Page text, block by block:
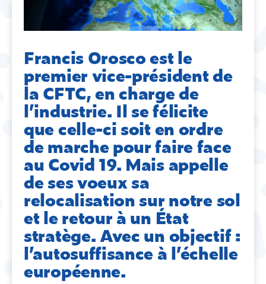
Francis Orosco est le
premier vice-président de
la CFTC, en charge de
l’industrie. Il se félicite
que celle-ci soit en ordre
de marche pour faire face
au Covid 19. Mais appelle
de ses voeux sa
relocalisation sur notre sol
et le retour à un État
stratège. Avec un objectif :
l’autosuffisance à l’échelle
européenne.